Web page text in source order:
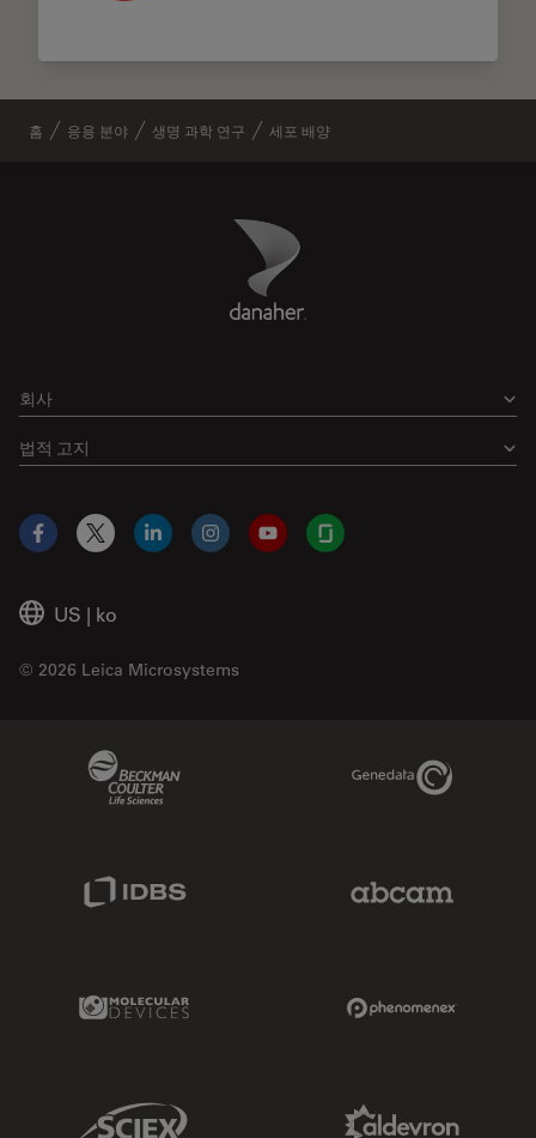
홈 응용 분야 생명 과학 연구 세포 배양
Danaher Logo
회사
법적 고지
US | ko
© 2026 Leica Microsystems
Facebook
X LinkedInInstagramYouTubeGlassdoor
Genedata Link
Molecular Devices Link
Sciex Link